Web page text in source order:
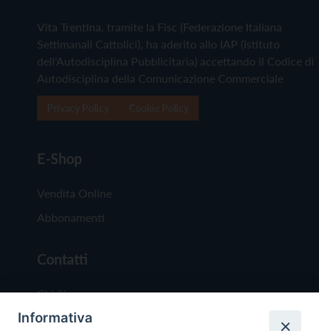
Vita Trentina, tramite la Fisc (Federazione Italiana
Settimanali Cattolici), ha aderito allo IAP (Istituto
dell'Autodisciplina Pubblicitaria) accettando il Codice di
Autodisciplina della Comunicazione Commerciale
E-Shop
Vendita Online
Abbonamenti
Contatti
Chi Siamo
Redazione
Informativa